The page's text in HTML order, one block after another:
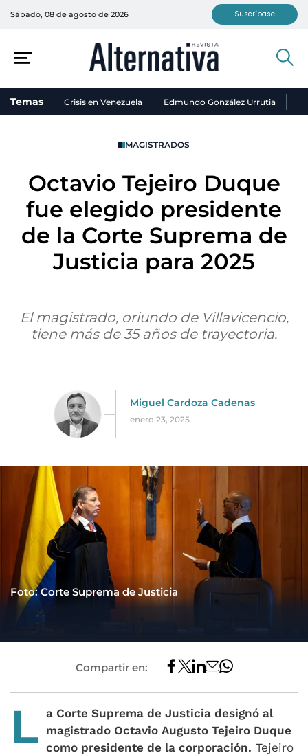
Sábado, 08 de agosto de 2026 Suscríbase
Temas Crisis en Venezuela Edmundo González Urrutia
MAGISTRADOS
Octavio Tejeiro Duque
fue elegido presidente
de la Corte Suprema de
Justicia para 2025
El magistrado, oriundo de Villavicencio,
tiene más de 35 años de trayectoria.
Miguel Cardoza Cadenas
enero 23, 2025
Foto: Corte Suprema de Justicia
Compartir en:
L a Corte Suprema de Justicia designó al
magistrado Octavio Augusto Tejeiro Duque
como presidente de la corporación. Tejeiro